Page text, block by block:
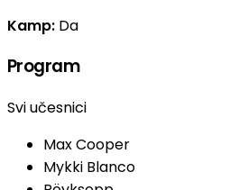
Kamp: Da
Program
Svi učesnici
Max Cooper
Mykki Blanco